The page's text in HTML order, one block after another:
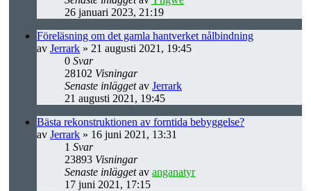
26 januari 2023, 21:19
Föreläsning om det gamla hantverket nålbindning
av Jerrark » 21 augusti 2021, 19:45
0 Svar
28102 Visningar
Senaste inläggetav Jerrark
21 augusti 2021, 19:45
Bästa rekonstruktionen av forntida bebyggelse?
av Jerrark » 16 juni 2021, 13:31
1 Svar
23893 Visningar
Senaste inläggetav anganatyr
17 juni 2021, 17:15